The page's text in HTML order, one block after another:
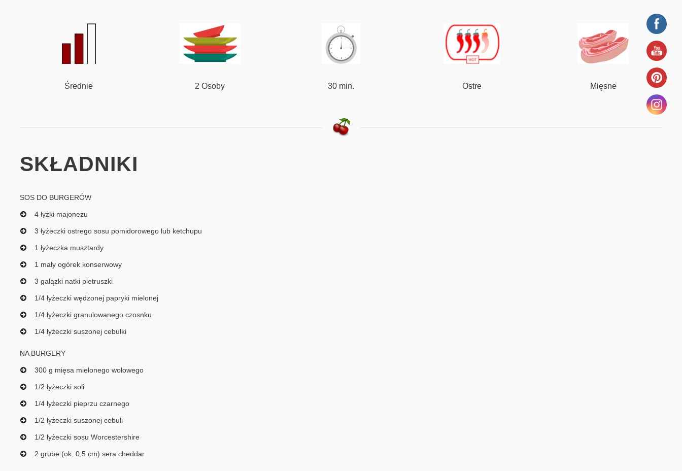
Średnie 2 Osoby 30 min. Ostre Mięsne
SKŁADNIKI
SOS DO BURGERÓW
4 łyżki majonezu
3 łyżeczki ostrego sosu pomidorowego lub ketchupu
1 łyżeczka musztardy
1 mały ogórek konserwowy
3 gałązki natki pietruszki
1/4 łyżeczki wędzonej papryki mielonej
1/4 łyżeczki granulowanego czosnku
1/4 łyżeczki suszonej cebulki
NA BURGERY
300 g mięsa mielonego wołowego
1/2 łyżeczki soli
1/4 łyżeczki pieprzu czarnego
1/2 łyżeczki suszonej cebuli
1/2 łyżeczki sosu Worcestershire
2 grube (ok. 0,5 cm) sera cheddar